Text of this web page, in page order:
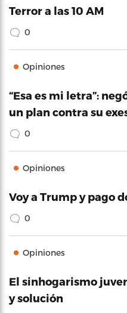
Terror a las 10 AM
0
Opiniones
“Esa es mi letra”:
un plan contra su
0
Opiniones
Voy a Trump y pago
0
Opiniones
El sinhogarismo
y solución